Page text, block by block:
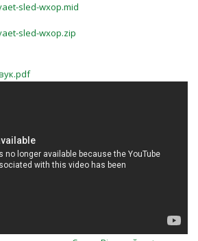
sled-wxop.mid
sled-wxop.zip